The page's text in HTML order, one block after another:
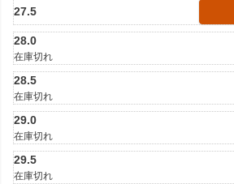
27.5
28.0
在庫切れ
28.5
在庫切れ
29.0
在庫切れ
29.5
在庫切れ